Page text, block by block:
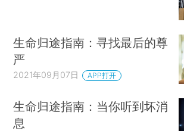
生命归途指南：寻找最后的尊
严
2021年09月07日 APP打开
生命归途指南：当你听到坏消
息